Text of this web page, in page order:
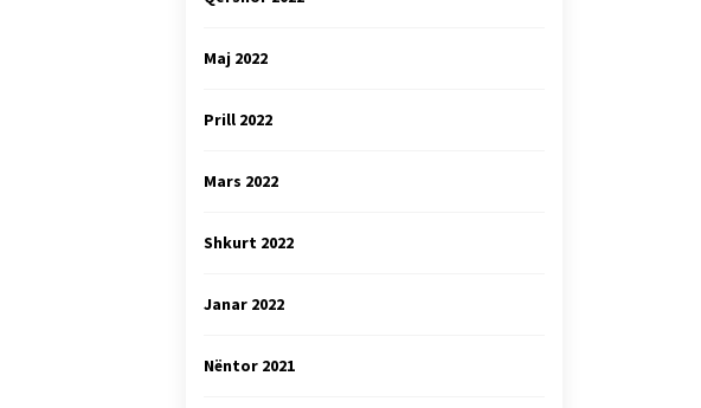
Maj 2022
Prill 2022
Mars 2022
Shkurt 2022
Janar 2022
Nëntor 2021